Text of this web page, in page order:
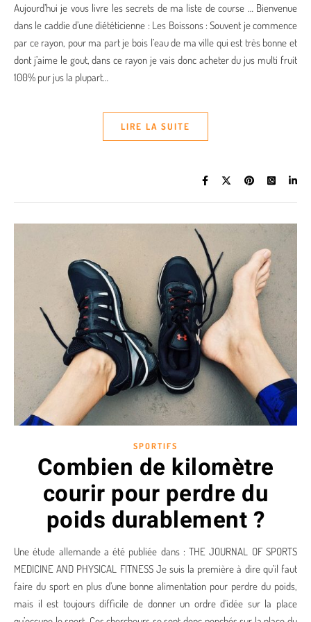
Aujourd’hui je vous livre les secrets de ma liste de course … Bienvenue
dans le caddie d’une diététicienne : Les Boissons : Souvent je commence
par ce rayon, pour ma part je bois l’eau de ma ville qui est très bonne et
dont j’aime le gout, dans ce rayon je vais donc acheter du jus multi fruit
100% pur jus la plupart…
LIRE LA SUITE
SPORTIFS
Combien de kilomètre
courir pour perdre du
poids durablement ?
Une étude allemande a été publiée dans : THE JOURNAL OF SPORTS
MEDICINE AND PHYSICAL FITNESS Je suis la première à dire qu’il faut
faire du sport en plus d’une bonne alimentation pour perdre du poids,
mais il est toujours difficile de donner un ordre d’idée sur la place